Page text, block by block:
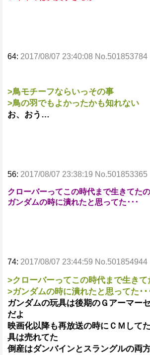
64: 2017/08/07 23:40:08 No.501853784
>鳥モチーフならいっその事
>鳥の羽でもよかったかも知れない
お、おう…
56: 2017/08/07 23:38:19 No.501853365
クローバーってこの時代まで生きてた
ガンダムの時に潰れたと思ってた･･･
74: 2017/08/07 23:44:59 No.501854944
>クローバーってこの時代まで生きて
>ガンダムの時に潰れたと思ってた･･
ガンダムの玩具は後期のＧアーマー
だよ
映画化以降も再放送の時にＣＭして
具は売れてた
倒産はダンバインとスラングルの両